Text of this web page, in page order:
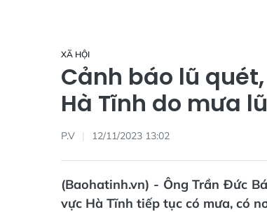
XÃ HỘI
Cảnh báo lũ
Hà Tĩnh do mưa lũ
P.V 12/11/2023 13:02
(Baohatinh.vn) - Ông Trần Đức
vực Hà Tĩnh tiếp tục có mưa, có